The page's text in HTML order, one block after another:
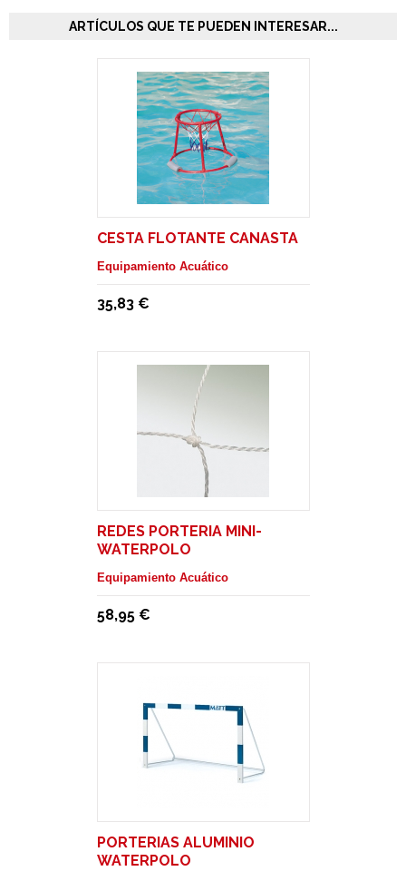
ARTÍCULOS QUE TE PUEDEN INTERESAR...
CESTA FLOTANTE CANASTA
Equipamiento Acuático
35,83 €
REDES PORTERIA MINI-
WATERPOLO
Equipamiento Acuático
58,95 €
PORTERIAS ALUMINIO
WATERPOLO